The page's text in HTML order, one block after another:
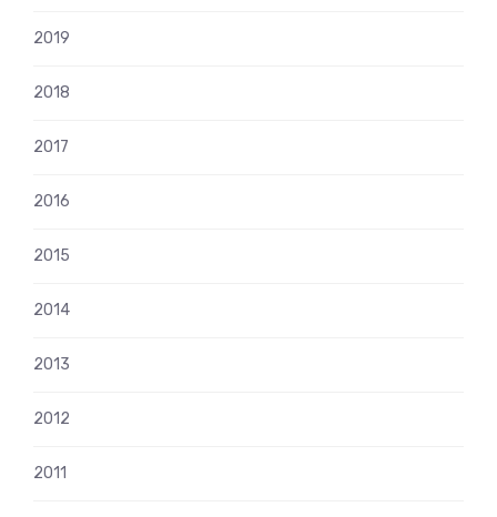
2019
2018
2017
2016
2015
2014
2013
2012
2011